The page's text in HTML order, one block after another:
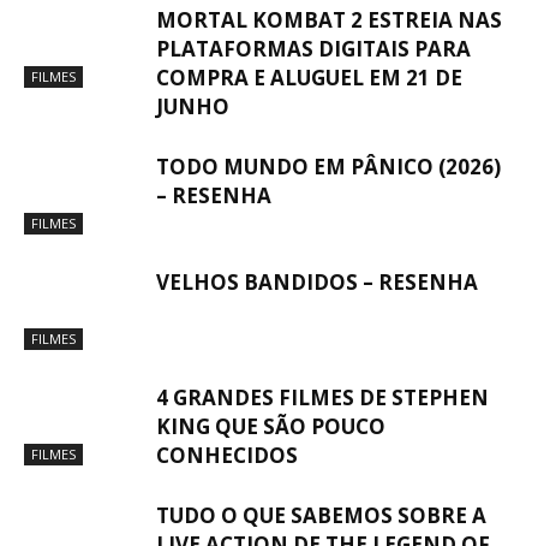
FILMES
MORTAL KOMBAT 2 ESTREIA NAS
PLATAFORMAS DIGITAIS PARA
COMPRA E ALUGUEL EM 21 DE
JUNHO
FILMES
TODO MUNDO EM PÂNICO (2026)
– RESENHA
FILMES
VELHOS BANDIDOS – RESENHA
FILMES
4 GRANDES FILMES DE STEPHEN
KING QUE SÃO POUCO
CONHECIDOS
TUDO O QUE SABEMOS SOBRE A